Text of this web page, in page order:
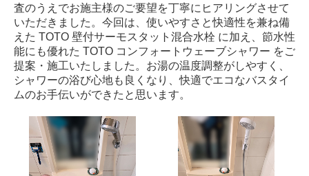
査のうえでお施主様のご要望を丁寧にヒアリングさせて
いただきました。今回は、使いやすさと快適性を兼ね備
えた TOTO 壁付サーモスタット混合水栓 に加え、節水性
能にも優れた TOTO コンフォートウェーブシャワー をご
提案・施工いたしました。お湯の温度調整がしやすく、
シャワーの浴び心地も良くなり、快適でエコなバスタイ
ムのお手伝いができたと思います。